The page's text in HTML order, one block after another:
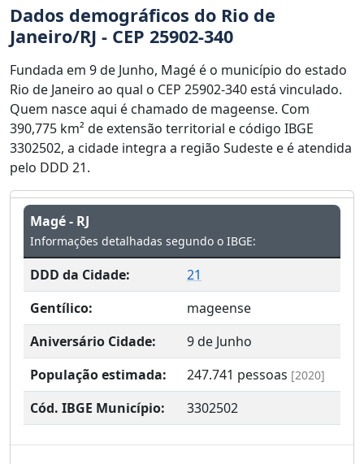
Dados demográficos do Rio de
Janeiro/RJ - CEP 25902-340
Fundada em 9 de Junho, Magé é o município do estado
Rio de Janeiro ao qual o CEP 25902-340 está vinculado.
Quem nasce aqui é chamado de mageense. Com
390,775 km² de extensão territorial e código IBGE
3302502, a cidade integra a região Sudeste e é atendida
pelo DDD 21.
Magé - RJ
Informações detalhadas segundo o IBGE:
DDD da Cidade:
21
Gentílico:
mageense
Aniversário Cidade:
9 de Junho
População estimada:
247.741 pessoas [2020]
Cód. IBGE Município: 3302502